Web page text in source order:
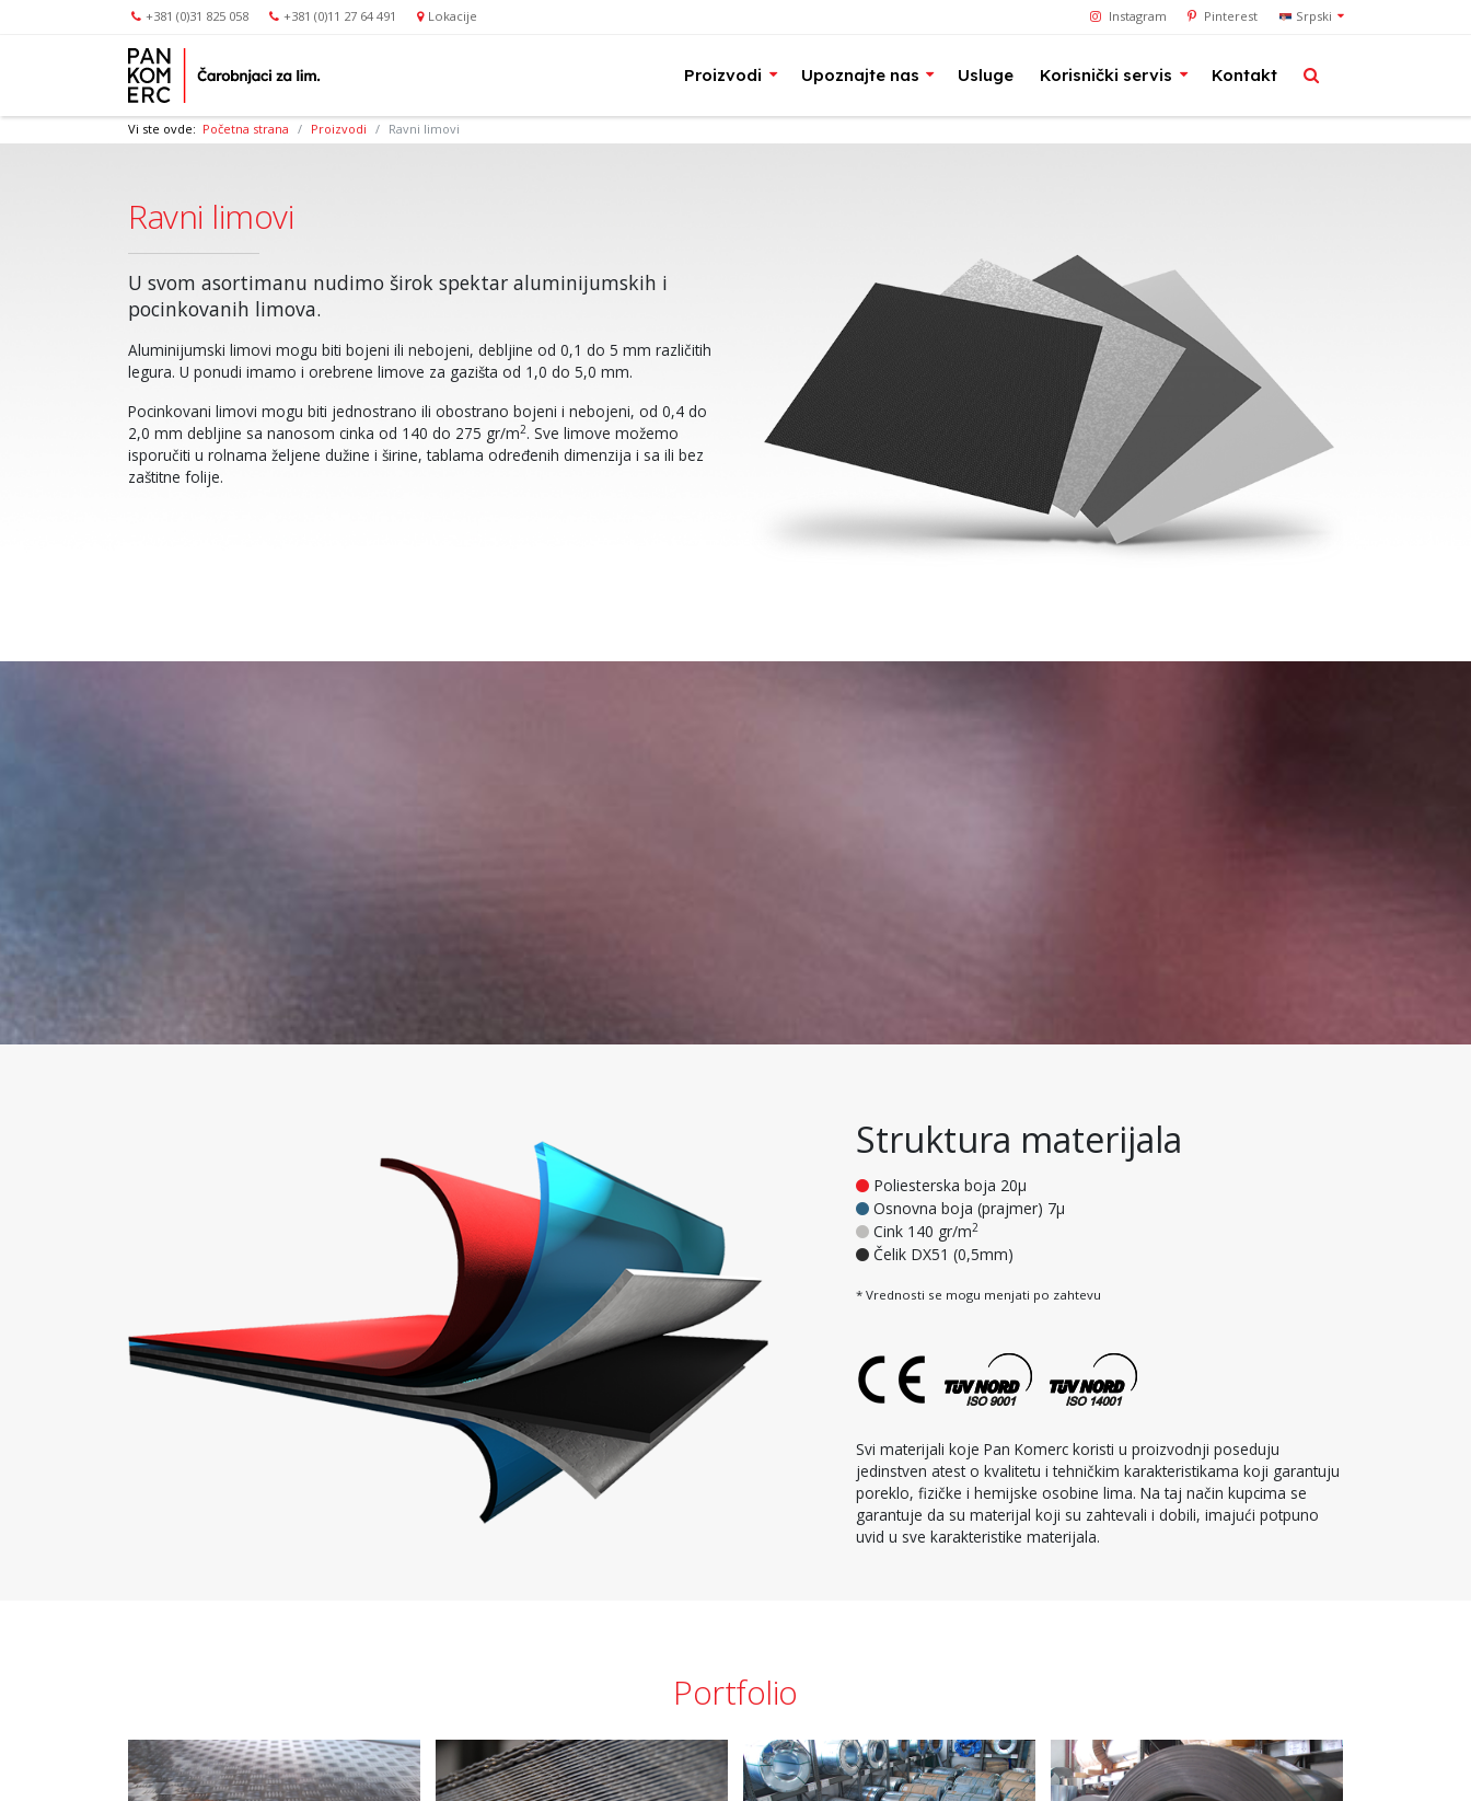
+381 (0)31 825 058 +381 (0)11 27 64 491 Lokacije Instagram Pinterest Srpski
Proizvodi Upoznajte nas Usluge Korisnički servis Kontakt
Vi ste ovde: Početna strana Proizvodi Ravni limovi
Ravni limovi
U svom asortimanu nudimo širok spektar aluminijumskih i
pocinkovanih limova.
Aluminijumski limovi mogu biti bojeni ili nebojeni, debljine od 0,1 do 5 mm različitih
legura. U ponudi imamo i orebrene limove za gazišta od 1,0 do 5,0 mm.
Pocinkovani limovi mogu biti jednostrano ili obostrano bojeni i nebojeni, od 0,4 do
2,0 mm debljine sa nanosom cinka od 140 do 275 gr/m2. Sve limove možemo
isporučiti u rolnama željene dužine i širine, tablama određenih dimenzija i sa ili bez
zaštitne folije.
Struktura materijala
Poliesterska boja 20μ
Osnovna boja (prajmer) 7μ
Cink 140 gr/m2
Čelik DX51 (0,5mm)
* Vrednosti se mogu menjati po zahtevu
Svi materijali koje Pan Komerc koristi u proizvodnji poseduju
jedinstven atest o kvalitetu i tehničkim karakteristikama koji garantuju
poreklo, fizičke i hemijske osobine lima. Na taj način kupcima se
garantuje da su materijal koji su zahtevali i dobili, imajući potpuno
uvid u sve karakteristike materijala.
Portfolio